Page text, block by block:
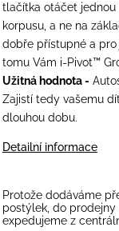
tlačítka otáčet jednou
korpusu, a ne na
dobře přístupné a
tomu Vám i-Pivot™
Užitná hodnota -
Zajistí tedy vašemu
dlouhou dobu.
Detailní informace
Protože dodáváme
postýlek, do prodejny
expedujeme z